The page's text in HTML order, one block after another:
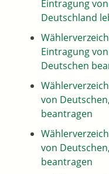
Eintragung
Deutschland
Eintragung
Deutschen
von
beantragen
von
beantragen